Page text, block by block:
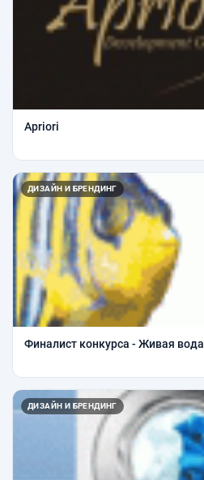
Apriori
ДИЗАЙН И БРЕНДИНГ
Финалист конкурса - Живая вода
ДИЗАЙН И БРЕНДИНГ